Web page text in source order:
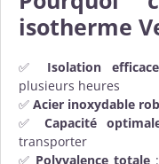
isotherme
✅ Isolation efficace
plusieurs heures
✅ Acier inoxydable
✅Capacité
transporter
✅ Polyvalence totale: